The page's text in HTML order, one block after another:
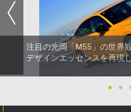
注目の光岡「M55」の世界
デザインエッセンスを再現
● ●